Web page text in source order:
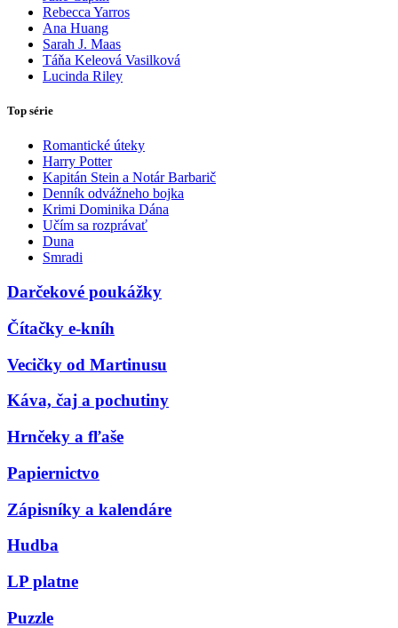
Rebecca Yarros
Ana Huang
Sarah J. Maas
Táňa Keleová Vasilková
Lucinda Riley
Top série
Romantické úteky
Harry Potter
Kapitán Stein a Notár Barbarič
Denník odvážneho bojka
Krimi Dominika Dána
Učím sa rozprávať
Duna
Smradi
Darčekové poukážky
Čítačky e-kníh
Vecičky od Martinusu
Káva, čaj a pochutiny
Hrnčeky a fľaše
Papiernictvo
Zápisníky a kalendáre
Hudba
LP platne
Puzzle